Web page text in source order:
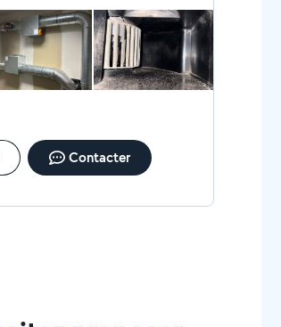
Contacter